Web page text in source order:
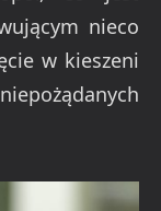
nieco
w kieszeni